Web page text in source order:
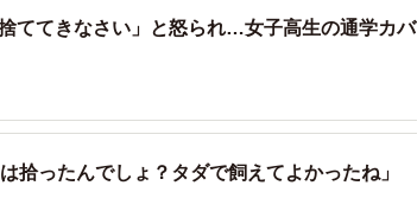
ててきなさい」と怒られ…女子高生の通学カバ
拾ったんでしょ？タダで飼えてよかったね」